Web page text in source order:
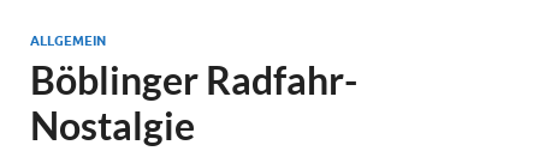
ALLGEMEIN
Böblinger Radfahr-
Nostalgie